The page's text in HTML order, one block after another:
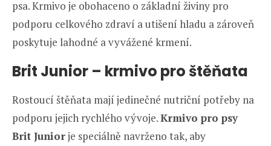
psa. Krmivo je obohaceno o základní živiny pro
podporu celkového zdraví a utišení hladu a zároveň
poskytuje lahodné a vyvážené krmení.
Brit Junior – krmivo pro štěňata
Rostoucí štěňata mají jedinečné nutriční potřeby na
podporu jejich rychlého vývoje.Krmivo pro psy
Brit Juniorje speciálně navrženo tak, aby